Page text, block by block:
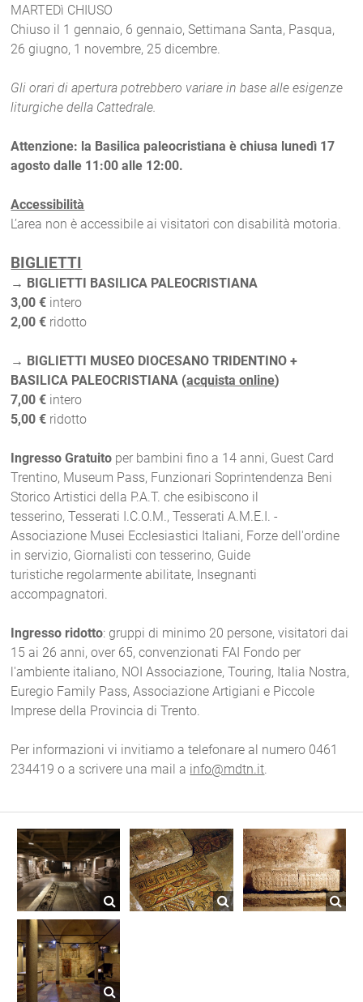
MARTEDì CHIUSO
Chiuso il 1 gennaio, 6 gennaio, Settimana Santa, Pasqua,
26 giugno, 1 novembre, 25 dicembre.
Gli orari di apertura potrebbero variare in base alle esigenze
liturgiche della Cattedrale.
Attenzione: la Basilica paleocristiana è chiusa lunedì 17
agosto dalle 11:00 alle 12:00.
Accessibilità
L’area non è accessibile ai visitatori con disabilità motoria.
BIGLIETTI
→ BIGLIETTI BASILICA PALEOCRISTIANA
3,00 € intero
2,00 € ridotto
→ BIGLIETTI MUSEO DIOCESANO TRIDENTINO +
BASILICA PALEOCRISTIANA (acquista online)
7,00 € intero
5,00 € ridotto
Ingresso Gratuito per bambini fino a 14 anni, Guest Card
Trentino, Museum Pass, Funzionari Soprintendenza Beni
Storico Artistici della P.A.T. che esibiscono il
tesserino,Tesserati I.C.O.M.,Tesserati A.M.E.I. -
Associazione Musei Ecclesiastici Italiani, Forze dell'ordine
in servizio, Giornalisti con tesserino, Guide
turistiche regolarmente abilitate, Insegnanti
accompagnatori.
Ingresso ridotto: gruppi di minimo 20 persone, visitatori dai
15 ai 26 anni, over 65, convenzionati FAI Fondo per
l'ambiente italiano, NOI Associazione,Touring, Italia Nostra,
Euregio Family Pass, Associazione Artigiani e Piccole
Imprese della Provincia di Trento.
Per informazioni vi invitiamo a telefonare al numero 0461
234419 o a scrivere una mail a info@mdtn.it.